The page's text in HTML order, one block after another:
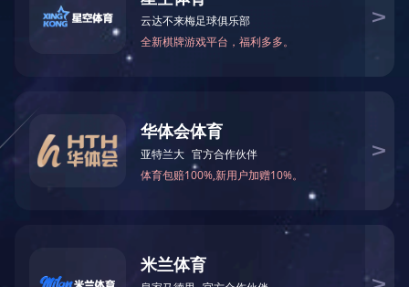
首页 前一页 1 后一页
在线咨询
产品与服务
0769-22891678